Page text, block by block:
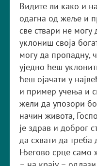
Видите ли како и
одагна од жеље и
све ствари не могу
уклониш своја
могу да пропадну,
уједно ћеш
ћеш ојачати у
и пример учења и
жели да упозори
начин живота,
је здрав и доброг
да схвати да
Његово срце само